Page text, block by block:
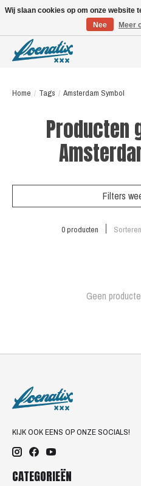
Home / Tags / Amsterdam Symbol
Producten
Filters
0 producten
Geen
KIJK OOK EENS OP ONZE SOCIALS!
CATEGORIEËN
Wij slaan cookies op om onze website
Nee
Meer